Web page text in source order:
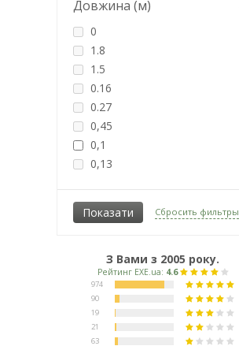
Довжина (м)
0
1.8
1.5
0.16
0.27
0,45
0,1
0,13
0,2
0,22
0,4
0,5
0,6
0,7
Сбросить фильтры
З Вами з 2005 року.